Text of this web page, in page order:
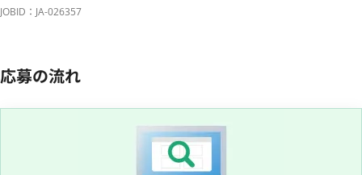
JOBID：JA-026357
応募の流れ